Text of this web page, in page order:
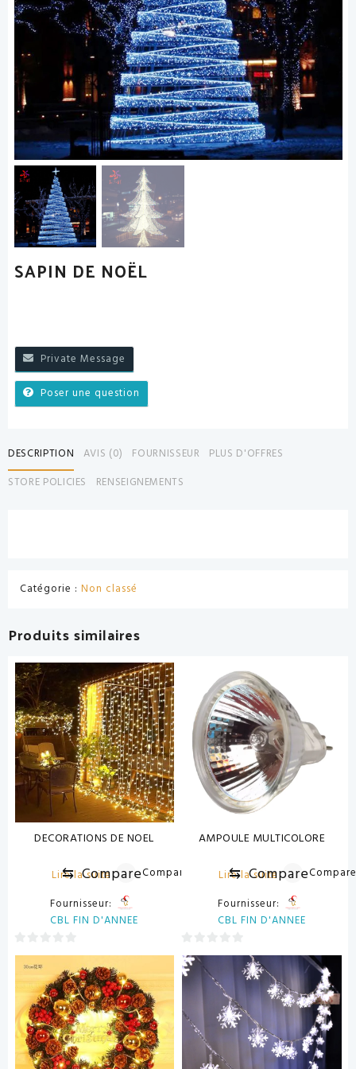
SAPIN DE NOËL
Private Message
Poser une question
DESCRIPTION AVIS (0) FOURNISSEUR
PLUS D'OFFRES
STORE POLICIES
RENSEIGNEMENTS
Catégorie : Non classé
Produits similaires
DECORATIONS DE NOEL
Lire la suite
⇆ CompareCompare
Fournisseur:
CBL FIN D'ANNEE
0
sur
AMPOULE MULTICOLORE
Lire la suite
⇆ Compare
Fournisseur:
CBL FIN D'ANNEE
0
sur